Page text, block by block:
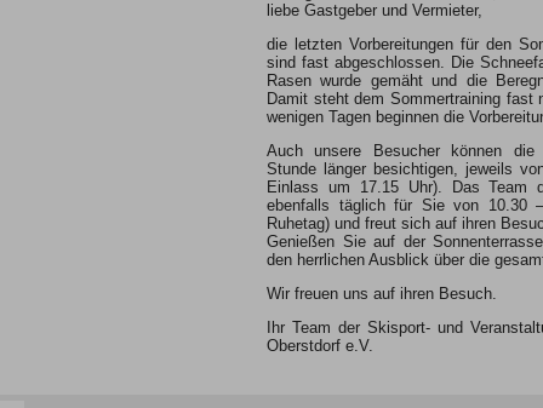
liebe Gastgeber und Vermieter,
die letzten Vorbereitungen für den
sind fast abgeschlossen. Die
Rasen wurde gemäht und die
Damit steht dem Sommertraining fast
wenigen Tagen beginnen die
Auch unsere Besucher können
Stunde länger besichtigen, jeweils
Einlass um 17.15 Uhr). Das Team
ebenfalls täglich für Sie von 10.30
Ruhetag) und freut sich auf ihren
Genießen Sie auf der
den herrlichen Ausblick über die
Wir freuen uns auf ihren Besuch.
Ihr Team der Skisport- und
Oberstdorf e.V.